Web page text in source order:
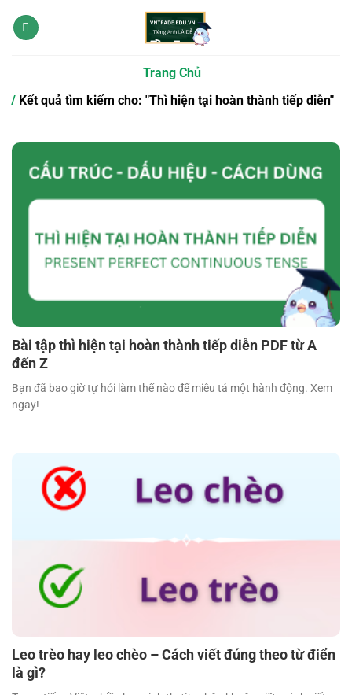
qua
Trang Chủ
Kết quả tìm kiếm cho: "Thì hiện tại hoàn thành tiếp diễn"
Bài tập thì hiện tại hoàn thành tiếp diễn PDF từ A
đến Z
Bạn đã bao giờ tự hỏi làm thế nào để miêu tả một hành động. Xem
ngay!
Leo trèo hay leo chèo – Cách viết đúng theo từ điển
là gì?